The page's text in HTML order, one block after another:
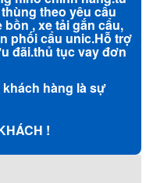
theo yêu cẩu
, xe tải gắn cẩu,
phối cẩu unic.Hỗ trợ
đãi.thủ tục vay đơn
hàng là sự
!